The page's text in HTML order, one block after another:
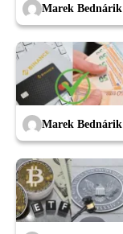
Marek Bednárik
Marek Bednárik